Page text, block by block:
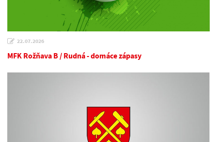
22.07.2026
MFK Rožňava B / Rudná - domáce zápasy